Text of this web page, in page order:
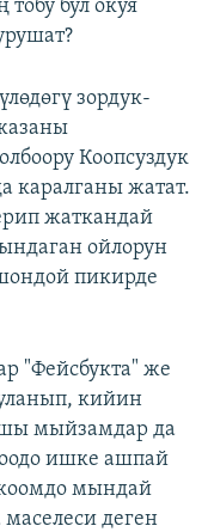
бул окуя
зордук-
Коопсуздук
жатат.
жаткандай
ойлорун
пикирде
"Фейсбукта" же
кийин
мыйзамдар да
ишке ашпай
мындай
маселеси деген